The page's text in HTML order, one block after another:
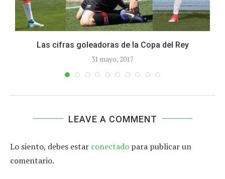
Las cifras goleadoras de la Copa del Rey
31 mayo, 2017
LEAVE A COMMENT
Lo siento, debes estar conectado para publicar un
comentario.